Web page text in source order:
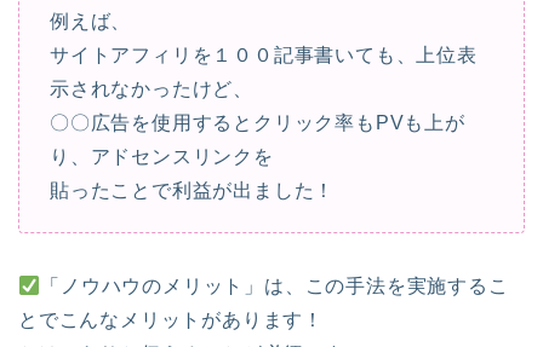
例えば、
サイトアフィリを１００記事書いても、上位表
示されなかったけど、
〇〇広告を使用するとクリック率もPVも上が
り、アドセンスリンクを
貼ったことで利益が出ました！
「ノウハウのメリット」は、この手法を実施するこ
とでこんなメリットがあります！